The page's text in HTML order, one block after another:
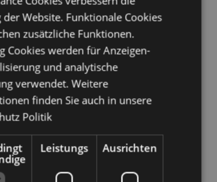
Dann lesen Sie unserenLeitfaden für
Höhe 9cm Breite 7.5cm Tiefe 0.1cm
5056848203672
der Website. Funktionale Cookies
zusätzliche Funktionen.
Cookies werden für Anzeigen-
und analytische
verwendet. Weitere
finden Sie auch in unsere
Politik
Leistungs Ausrichten